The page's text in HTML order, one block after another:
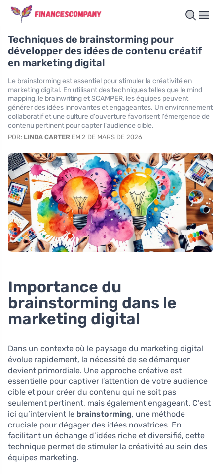
Techniques de brainstorming pour
développer des idées de contenu créatif
en marketing digital
Le brainstorming est essentiel pour stimuler la créativité en
marketing digital. En utilisant des techniques telles que le mind
mapping, le brainwriting et SCAMPER, les équipes peuvent
générer des idées innovantes et engageantes. Un environnement
collaboratif et une culture d'ouverture favorisent l'émergence de
contenu pertinent pour capter l'audience cible.
POR: LINDA CARTER EM 2 DE MARS DE 2026
Importance du
brainstorming dans le
marketing digital
Dans un contexte où le paysage du marketing digital
évolue rapidement, la nécessité de se démarquer
devient primordiale. Une approche créative est
essentielle pour captiver l’attention de votre audience
cible et pour créer du contenu qui ne soit pas
seulement pertinent, mais également engageant. C’est
ici qu’intervient le brainstorming, une méthode
cruciale pour dégager des idées novatrices. En
facilitant un échange d’idées riche et diversifié, cette
technique permet de stimuler la créativité au sein des
équipes marketing.